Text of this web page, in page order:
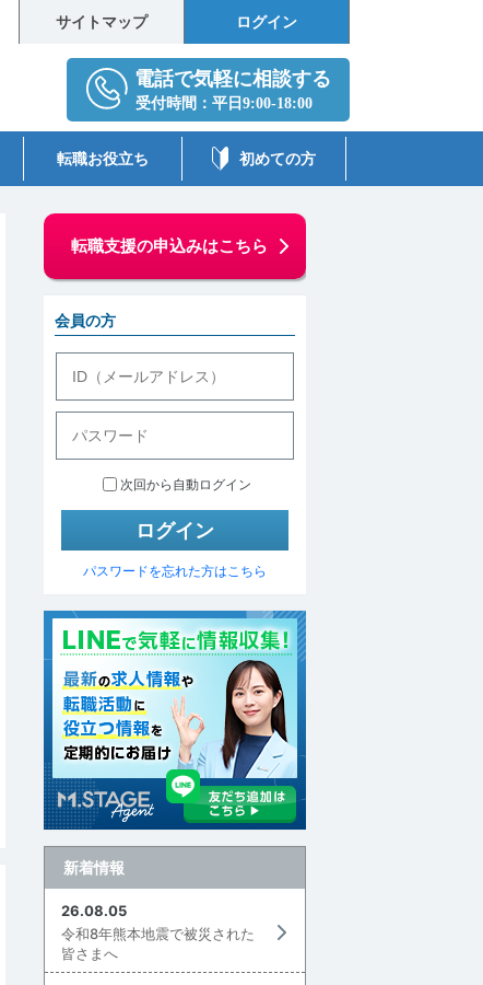
サイトマップ ログイン
転職お役立ち 初めての方
転職支援の申込みはこちら
会員の方
次回から自動ログイン
パスワードを忘れた方はこちら
新着情報
26.08.05
令和8年熊本地震で被災された
皆さまへ